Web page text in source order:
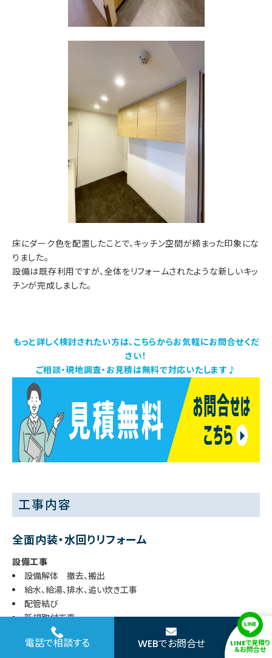
床にダーク色を配置したことで、キッチン空間が締まった印象にな
りました。
設備は既存利用ですが、全体をリフォームされたような新しいキッ
チンが完成しました。
もっと詳しく検討されたい方は、こちらからお気軽にお問合せくだ
さい！
ご相談・現地調査・お見積は無料で対応いたします♪
工事内容
全面内装・水回りリフォーム
設備工事
設備解体 撤去、搬出
給水、給湯、排水、追い炊き工事
配管結び
新規取付工事
追い焚き工事
給湯器交換
電話で相談する WEBでお問合せ LINEで見積り
＆お問合せ